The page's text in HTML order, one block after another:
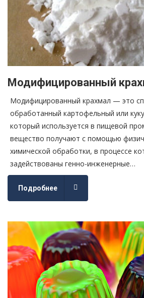
Модифицированный
Модифицированный крахмал — это
обработанный картофельный или
который используется в пищевой
вещество получают с помощью
химической обработки, в процессе
задействованы генно-инженерные…
Подробнее